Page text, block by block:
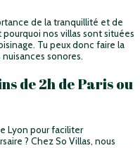
de la tranquillité et de
nos villas sont situées
Tu peux donc faire la
sonores.
de 2h de Paris ou
Lyon pour faciliter
? Chez So Villas, nous